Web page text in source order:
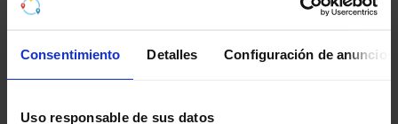
Consentimiento Detalles Configuración de anuncios
Uso responsable de sus datos
Noticias, novedades e incidencias en las líneas de AMB